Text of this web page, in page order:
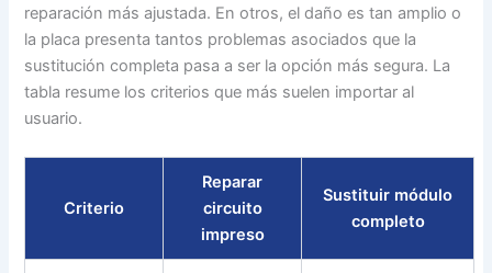
reparación más ajustada. En otros, el daño es tan amplio o
la placa presenta tantos problemas asociados que la
sustitución completa pasa a ser la opción más segura. La
tabla resume los criterios que más suelen importar al
usuario.
Criterio
Reparar
circuito
impreso
Sustituir módulo
completo